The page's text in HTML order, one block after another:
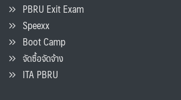
PBRU Exit Exam
Speexx
Boot Camp
จัดซื้อจัดจ้าง
ITA PBRU